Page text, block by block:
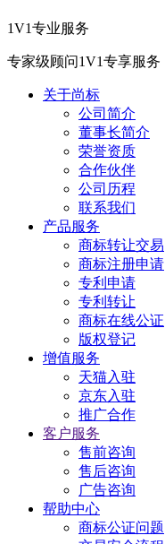
1V1专业服务
专家级顾问1V1专享服务
关于尚标
公司简介
董事长简介
荣誉资质
合作伙伴
公司历程
联系我们
产品服务
商标转让交易
商标注册申请
专利申请
专利转让
商标在线公证
版权登记
增值服务
天猫入驻
京东入驻
推广合作
客户服务
售前咨询
售后咨询
广告咨询
帮助中心
商标公证问题